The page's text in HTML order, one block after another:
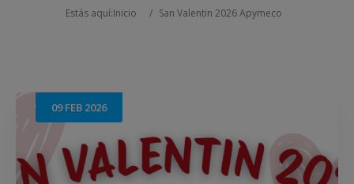
Estás aquí:Inicio / San Valentin 2026 Apymeco
09FEB 2026